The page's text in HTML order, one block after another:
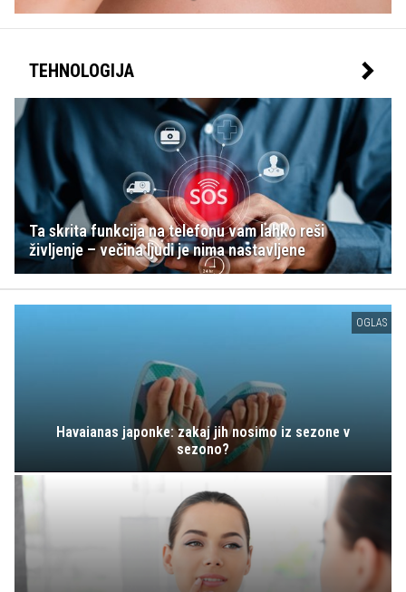
TEHNOLOGIJA
Ta skrita funkcija na telefonu vam lahko reši
življenje – večina ljudi je nima nastavljene
OGLAS
Havaianas japonke: zakaj jih nosimo iz sezone v
sezono?